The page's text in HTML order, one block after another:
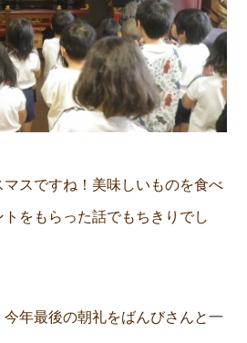
スですね！美味しいものを食べ
をもらった話でもちきりでし
年最後の朝礼をばんびさんと一